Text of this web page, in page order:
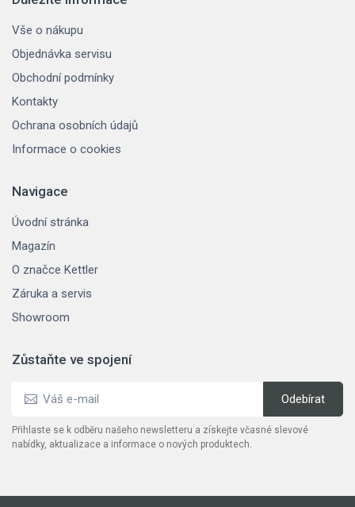
Vše o nákupu
Objednávka servisu
Obchodní podmínky
Kontakty
Ochrana osobních údajů
Informace o cookies
Navigace
Úvodní stránka
Magazín
O značce Kettler
Záruka a servis
Showroom
Zůstaňte ve spojení
Přihlaste se k odběru našeho newsletteru a získejte včasné slevové
nabídky, aktualizace a informace o nových produktech.